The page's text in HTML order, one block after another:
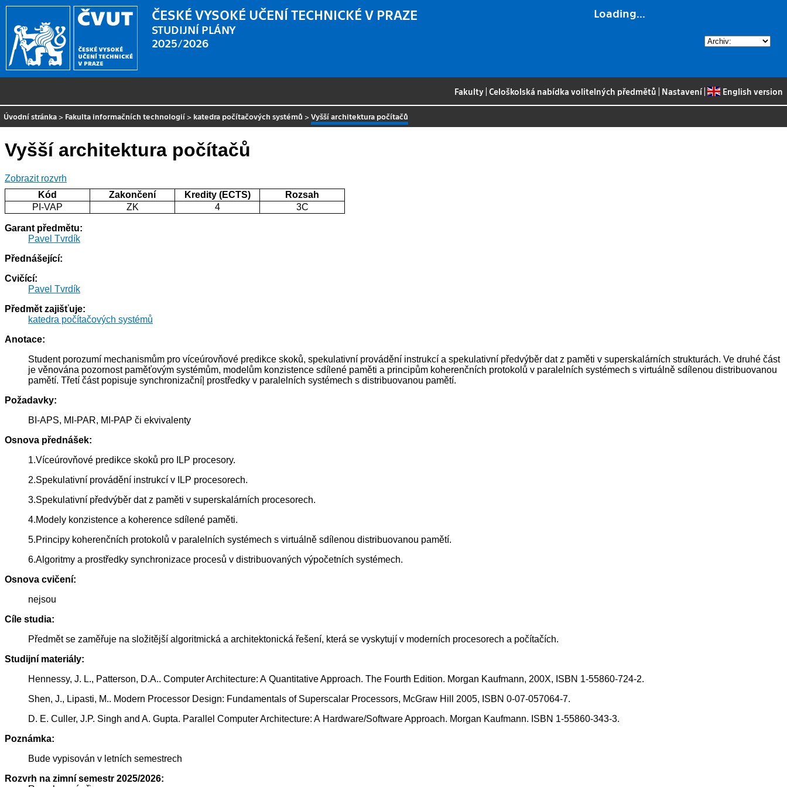
Loading...
ČESKÉ VYSOKÉ UČENÍ TECHNICKÉ V PRAZE
STUDIJNÍ PLÁNY
2025/2026
Fakulty |Celoškolská nabídka volitelných předmětů Nastavení| English version
Úvodní stránka > Fakulta informačních technologií > katedra počítačových systémů >Vyšší architektura počítačů
Vyšší architektura počítačů
Zobrazit rozvrh
Kód
Zakončení Kredity (ECTS)
Rozsah
PI-VAP
ZK 4 3C
Garant předmětu:
Pavel Tvrdík
Přednášející:
Cvičící:
Pavel Tvrdík
Předmět zajišťuje:
katedra počítačových systémů
Anotace:
Student porozumí mechanismům pro víceúrovňové predikce skoků, spekulativní provádění instrukcí a spekulativní předvýběr dat z paměti v superskalárních strukturách. Ve druhé část
je věnována pozornost paměťovým systémům, modelům konzistence sdílené paměti a principům koherenčních protokolů v paralelních systémech s virtuálně sdílenou distribuovanou
pamětí. Třetí část popisuje synchronizační| prostředky v paralelních systémech s distribuovanou pamětí.
Požadavky:
BI-APS, MI-PAR, MI-PAP či ekvivalenty
Osnova přednášek:
1.Víceúrovňové predikce skoků pro ILP procesory.
2.Spekulativní provádění instrukcí v ILP procesorech.
3.Spekulativní předvýběr dat z paměti v superskalárních procesorech.
4.Modely konzistence a koherence sdílené paměti.
5.Principy koherenčních protokolů v paralelních systémech s virtuálně sdílenou distribuovanou pamětí.
6.Algoritmy a prostředky synchronizace procesů v distribuovaných výpočetních systémech.
Osnova cvičení:
nejsou
Cíle studia:
Předmět se zaměřuje na složitější algoritmická a architektonická řešení, která se vyskytují v moderních procesorech a počítačích.
Studijní materiály:
Hennessy, J. L., Patterson, D.A.. Computer Architecture: A Quantitative Approach. The Fourth Edition. Morgan Kaufmann, 200X, ISBN 1-55860-724-2.
Shen, J., Lipasti, M.. Modern Processor Design: Fundamentals of Superscalar Processors, McGraw Hill 2005, ISBN 0-07-057064-7.
D. E. Culler, J.P. Singh and A. Gupta. Parallel Computer Architecture: A Hardware/Software Approach. Morgan Kaufmann. ISBN 1-55860-343-3.
Poznámka:
Bude vypisován v letních semestrech
Rozvrh na zimní semestr 2025/2026: